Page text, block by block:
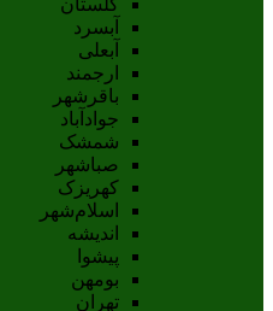
آبسرد
آبعلی
ارجمند
باقرشهر
جوادآباد
شمشک
صباشهر
کهریزک
اسلام‌شهر
اندیشه
پيشوا
بومهن
تهران